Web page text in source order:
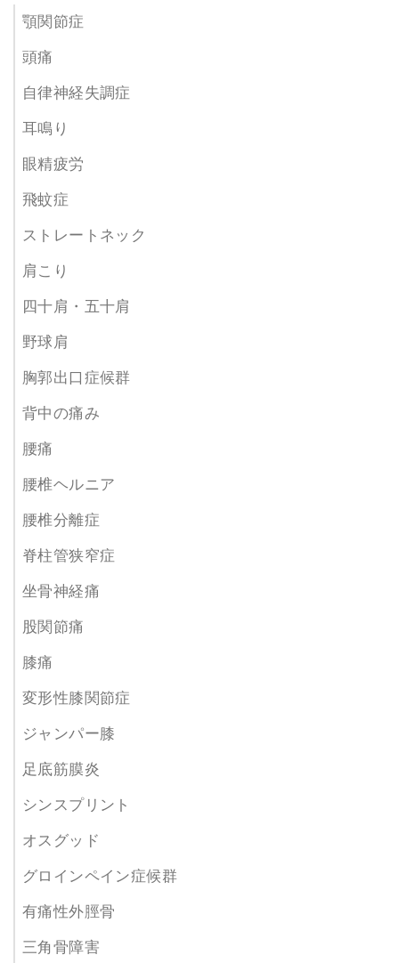
顎関節症
頭痛
自律神経失調症
耳鳴り
眼精疲労
飛蚊症
ストレートネック
肩こり
四十肩・五十肩
野球肩
胸郭出口症候群
背中の痛み
腰痛
腰椎ヘルニア
腰椎分離症
脊柱管狭窄症
坐骨神経痛
股関節痛
膝痛
変形性膝関節症
ジャンパー膝
足底筋膜炎
シンスプリント
オスグッド
グロインペイン症候群
有痛性外脛骨
三角骨障害